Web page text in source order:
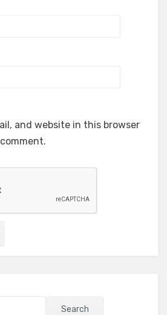
and website in this browser
Search